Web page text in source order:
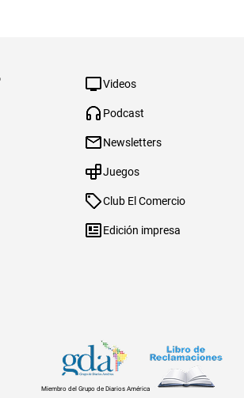
Videos
Podcast
Newsletters
Juegos
Club El Comercio
Edición impresa
Miembro del Grupo de Diarios América